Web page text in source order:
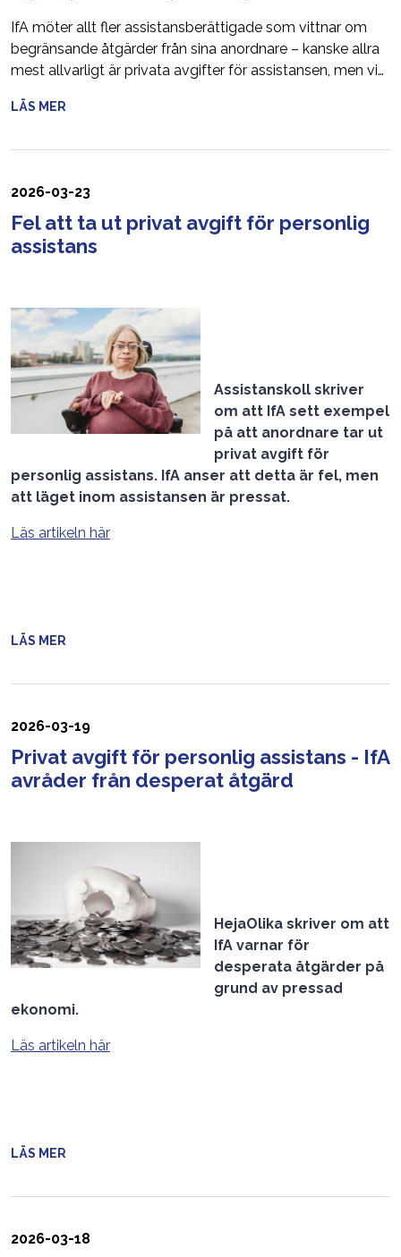
IfA möter allt fler assistansberättigade som vittnar om
begränsande åtgärder från sina anordnare – kanske allra
mest allvarligt är privata avgifter för assistansen, men vi…
LÄS MER
2026-03-23
Fel att ta ut privat avgift för personlig
assistans
Assistanskoll skriver
om att IfA sett exempel
på att anordnare tar ut
privat avgift för
personlig assistans. IfA anser att detta är fel, men
att läget inom assistansen är pressat.
Läs artikeln här
LÄS MER
2026-03-19
Privat avgift för personlig assistans - IfA
avråder från desperat åtgärd
HejaOlika skriver om att
IfA varnar för
desperata åtgärder på
grund av pressad
ekonomi.
Läs artikeln här
LÄS MER
2026-03-18